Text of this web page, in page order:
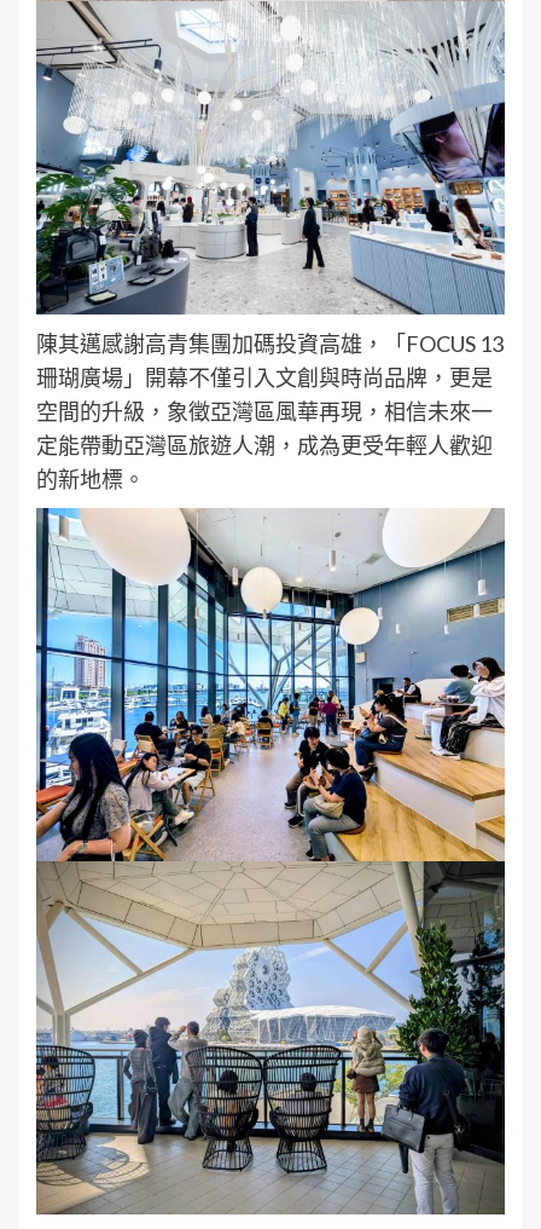
陳其邁感謝高青集團加碼投資高雄，「FOCUS 13
珊瑚廣場」開幕不僅引入文創與時尚品牌，更是
空間的升級，象徵亞灣區風華再現，相信未來一
定能帶動亞灣區旅遊人潮，成為更受年輕人歡迎
的新地標。